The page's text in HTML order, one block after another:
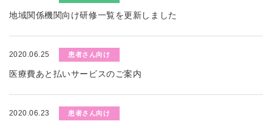
地域関係機関向け研修一覧を更新しました
2020.06.25 患者さん向け
医療費あと払いサービスのご案内
2020.06.23 患者さん向け